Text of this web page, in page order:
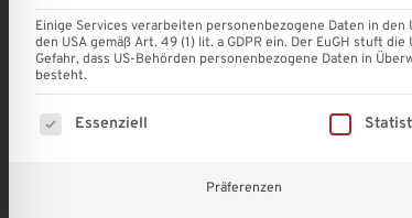
Sonnenschutz
Carports
Mehr erfahren
Mehr
ALLGEMEIN
Einige Services verarbeiten personenbezogene Daten in
den USA gemäß Art. 49 (1) lit. a GDPR ein. Der EuGH stuft
Gefahr, dass US-Behörden personenbezogene Daten in
besteht.
Es folgt eine Liste der Service-Gruppen, für
Essenziell
Präferenzen